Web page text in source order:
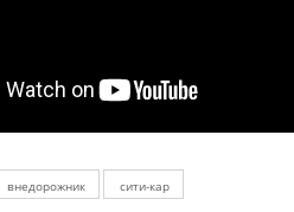
внедорожник сити-кар